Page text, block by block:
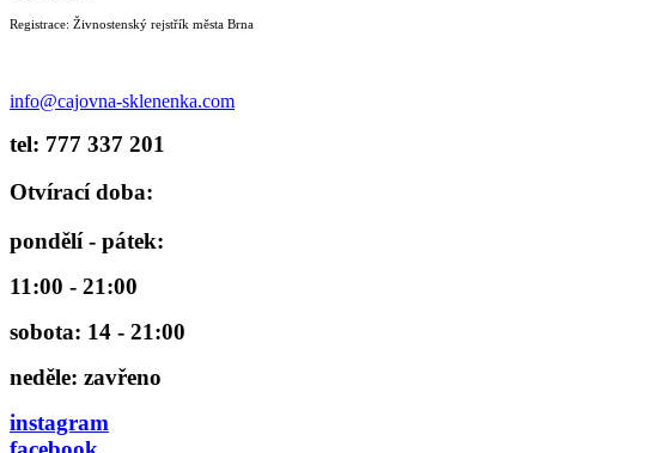
Registrace: Živnostenský rejstřík města Brna
info@cajovna-sklenenka.com
tel: 777 337 201
Otvírací doba:
pondělí - pátek:
11:00 - 21:00
sobota: 14 - 21:00
neděle: zavřeno
instagram